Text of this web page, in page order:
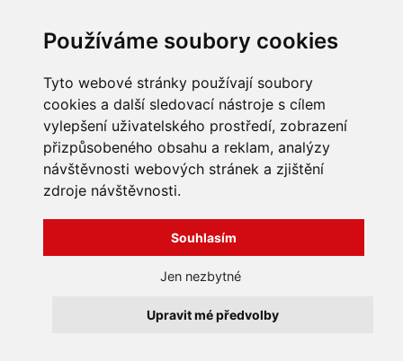
Používáme soubory cookies
Tyto webové stránky používají soubory
cookies a další sledovací nástroje s cílem
vylepšení uživatelského prostředí, zobrazení
přizpůsobeného obsahu a reklam, analýzy
návštěvnosti webových stránek a zjištění
zdroje návštěvnosti.
Souhlasím
Jen nezbytné
Upravit mé předvolby
Zpracování a ochrana
osobních údajů
Jak nakupovat
O nás
Kontakt
Reklamace, odstoupení od
smlouvy
Všechna práva vyhrazena
profesionální webové stránky: triangl web